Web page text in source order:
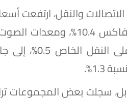
سجلت بعض المجموعات